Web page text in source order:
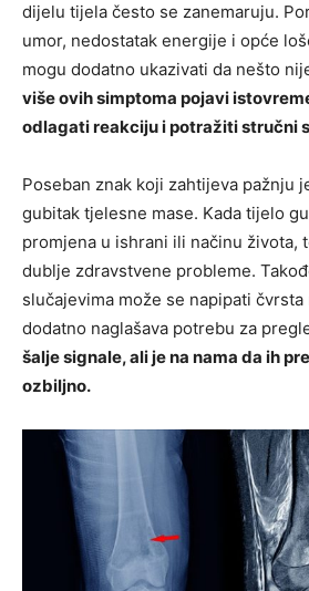
dijelu tijela često se zanemaruju.
umor, nedostatak energije i opće
mogu dodatno ukazivati da nešto
više ovih simptoma pojavi
odlagati reakciju i potražiti stručni
Poseban znak koji zahtijeva pažnju
gubitak tjelesne mase. Kada tijelo
promjena u ishrani ili načinu života,
dublje zdravstvene probleme.
slučajevima može se napipati
dodatno naglašava potrebu za
šalje signale, ali je na nama da ih
ozbiljno.